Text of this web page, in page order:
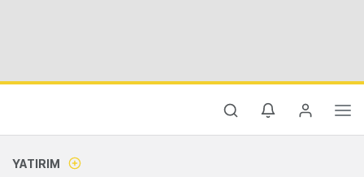
YATIRIM